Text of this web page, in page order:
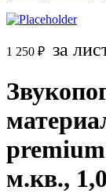
1 250 ₽ за
м.кв.,